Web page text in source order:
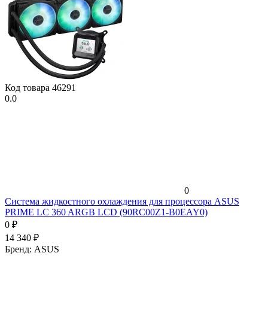
Код товара 46291
0.0
0
Система жидкостного охлаждения для процессора ASUS
PRIME LC 360 ARGB LCD (90RC00Z1-B0EAY0)
0 ₽
14 340 ₽
Бренд: ASUS